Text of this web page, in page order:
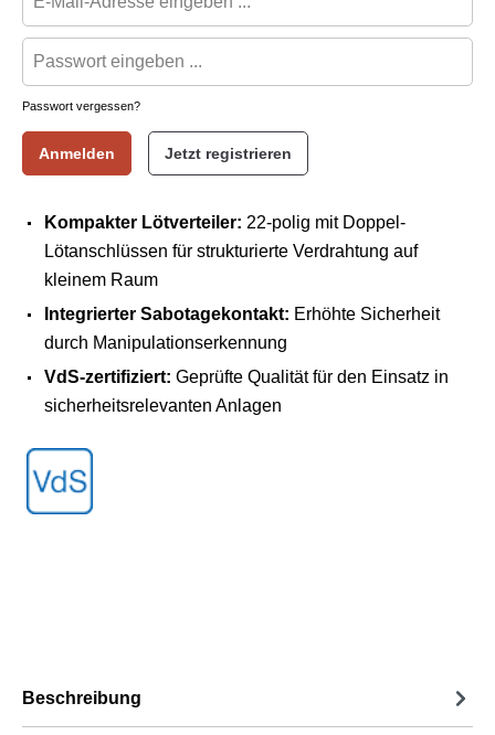
Passwort vergessen?
Anmelden Jetzt registrieren
Kompakter Lötverteiler: 22-polig mit Doppel-
Lötanschlüssen für strukturierte Verdrahtung auf
kleinem Raum
Integrierter Sabotagekontakt: Erhöhte Sicherheit
durch Manipulationserkennung
VdS-zertifiziert: Geprüfte Qualität für den Einsatz in
sicherheitsrelevanten Anlagen
Beschreibung